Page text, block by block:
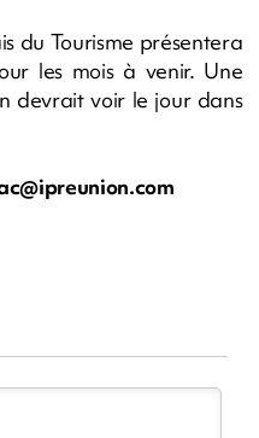
du Tourisme présentera
les mois à venir. Une
devrait voir le jour dans